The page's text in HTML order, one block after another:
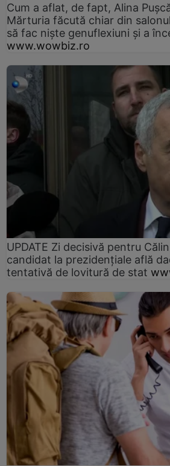
Cum a aflat, de fapt, Alina
Mărturia făcută chiar din
să fac niște genuflexiuni și a
www.wowbiz.ro
UPDATE Zi decisivă pentru
candidat la prezidențiale află
tentativă de lovitură de stat